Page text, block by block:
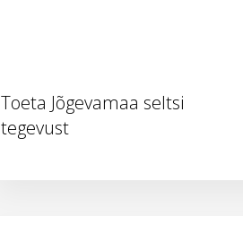
Toeta Jõgevamaa seltsi
tegevust